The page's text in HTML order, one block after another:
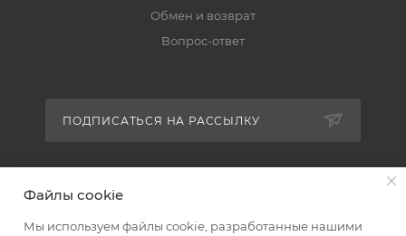
Обмен и возврат
Вопрос-ответ
ПОДПИСАТЬСЯ НА РАССЫЛКУ
altus@poligraf-kit.ru
Файлы cookie
Мы используем файлы cookie, разработанные нашими